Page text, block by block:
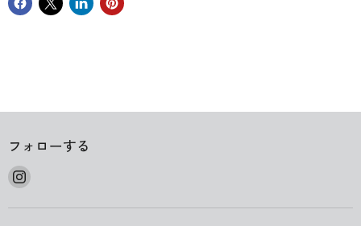
フォローする
Instagram
見